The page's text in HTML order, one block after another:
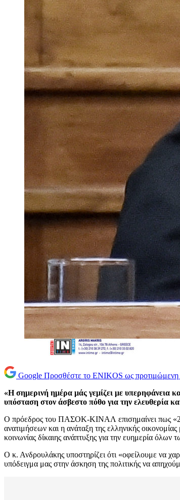
Google Προσθέστε το ENIKOS ως
«Η σημερινή ημέρα μάς γεμίζει με υπερηφάνεια
υπόσταση στον άσβεστο πόθο για την ελευθερία
Ο πρόεδρος του ΠΑΣΟΚ-ΚΙΝΑΛ επισημαίνει πως «201
ανατιμήσεων και η ανάταξη της ελληνικής
κοινωνίας δίκαιης ανάπτυξης για την ευημερία
Ο κ. Ανδρουλάκης υποστηρίζει ότι «οφείλουμε να
υπόδειγμα μας στην άσκηση της πολιτικής να